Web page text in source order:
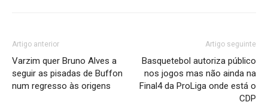
Artigo anterior
Varzim quer Bruno Alves a
seguir as pisadas de Buffon
num regresso às origens
Artigo seguinte
Basquetebol autoriza público
nos jogos mas não ainda na
Final4 da ProLiga onde está o
CDP